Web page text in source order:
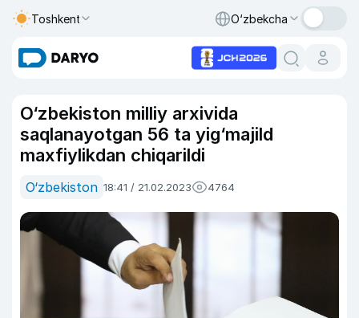
Toshkent O‘zbekcha
O‘zbekiston milliy arxivida
saqlanayotgan 56 ta yig‘majild
maxfiylikdan chiqarildi
O‘zbekiston 18:41 / 21.02.2023 4764